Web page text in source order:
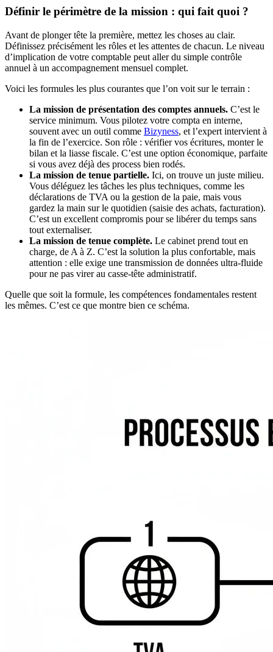
Définir le périmètre de la mission : qui fait quoi ?
Avant de plonger tête la première, mettez les choses au clair.
Définissez précisément les rôles et les attentes de chacun. Le niveau
d’implication de votre comptable peut aller du simple contrôle
annuel à un accompagnement mensuel complet.
Voici les formules les plus courantes que l’on voit sur le terrain :
La mission de présentation des comptes annuels. C’est le
service minimum. Vous pilotez votre compta en interne,
souvent avec un outil comme Bizyness, et l’expert intervient à
la fin de l’exercice. Son rôle : vérifier vos écritures, monter le
bilan et la liasse fiscale. C’est une option économique, parfaite
si vous avez déjà des process bien rodés.
La mission de tenue partielle. Ici, on trouve un juste milieu.
Vous déléguez les tâches les plus techniques, comme les
déclarations de TVA ou la gestion de la paie, mais vous
gardez la main sur le quotidien (saisie des achats, facturation).
C’est un excellent compromis pour se libérer du temps sans
tout externaliser.
La mission de tenue complète. Le cabinet prend tout en
charge, de A à Z. C’est la solution la plus confortable, mais
attention : elle exige une transmission de données ultra-fluide
pour ne pas virer au casse-tête administratif.
Quelle que soit la formule, les compétences fondamentales restent
les mêmes. C’est ce que montre bien ce schéma.